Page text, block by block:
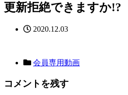
更新拒絶できますか!?
2020.12.03
会員専用動画
コメントを残す